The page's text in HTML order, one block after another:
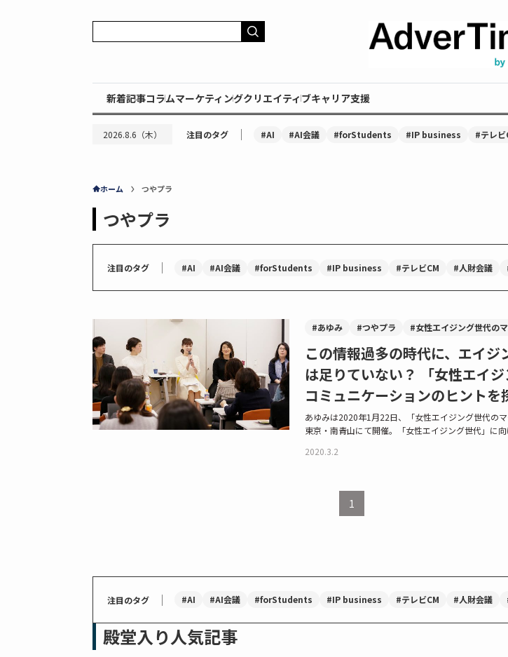
新着記事コラムマーケティングクリエイティブキャリア支援
2026.8.6（木） 注目のタグ ｜ #AI #AI会議 #forStudents #IP business #テレビ
ホーム つやプラ
つやプラ
注目のタグ ｜ #AI #AI会議 #forStudents #IP business #テレビCM #人財会議
#あゆみ #つやプラ #女性エイジング世代の
この情報過多の時代に、エイジ
は足りていない？ 「女性エイ
コミュニケーションのヒントを
あゆみは2020年1月22日、「女性エイジング世代の
東京・南青山にて開催。「女性エイジング世代」に
2020.3.2
1
注目のタグ ｜ #AI #AI会議 #forStudents #IP business #テレビCM #人財会議
殿堂入り人気記事